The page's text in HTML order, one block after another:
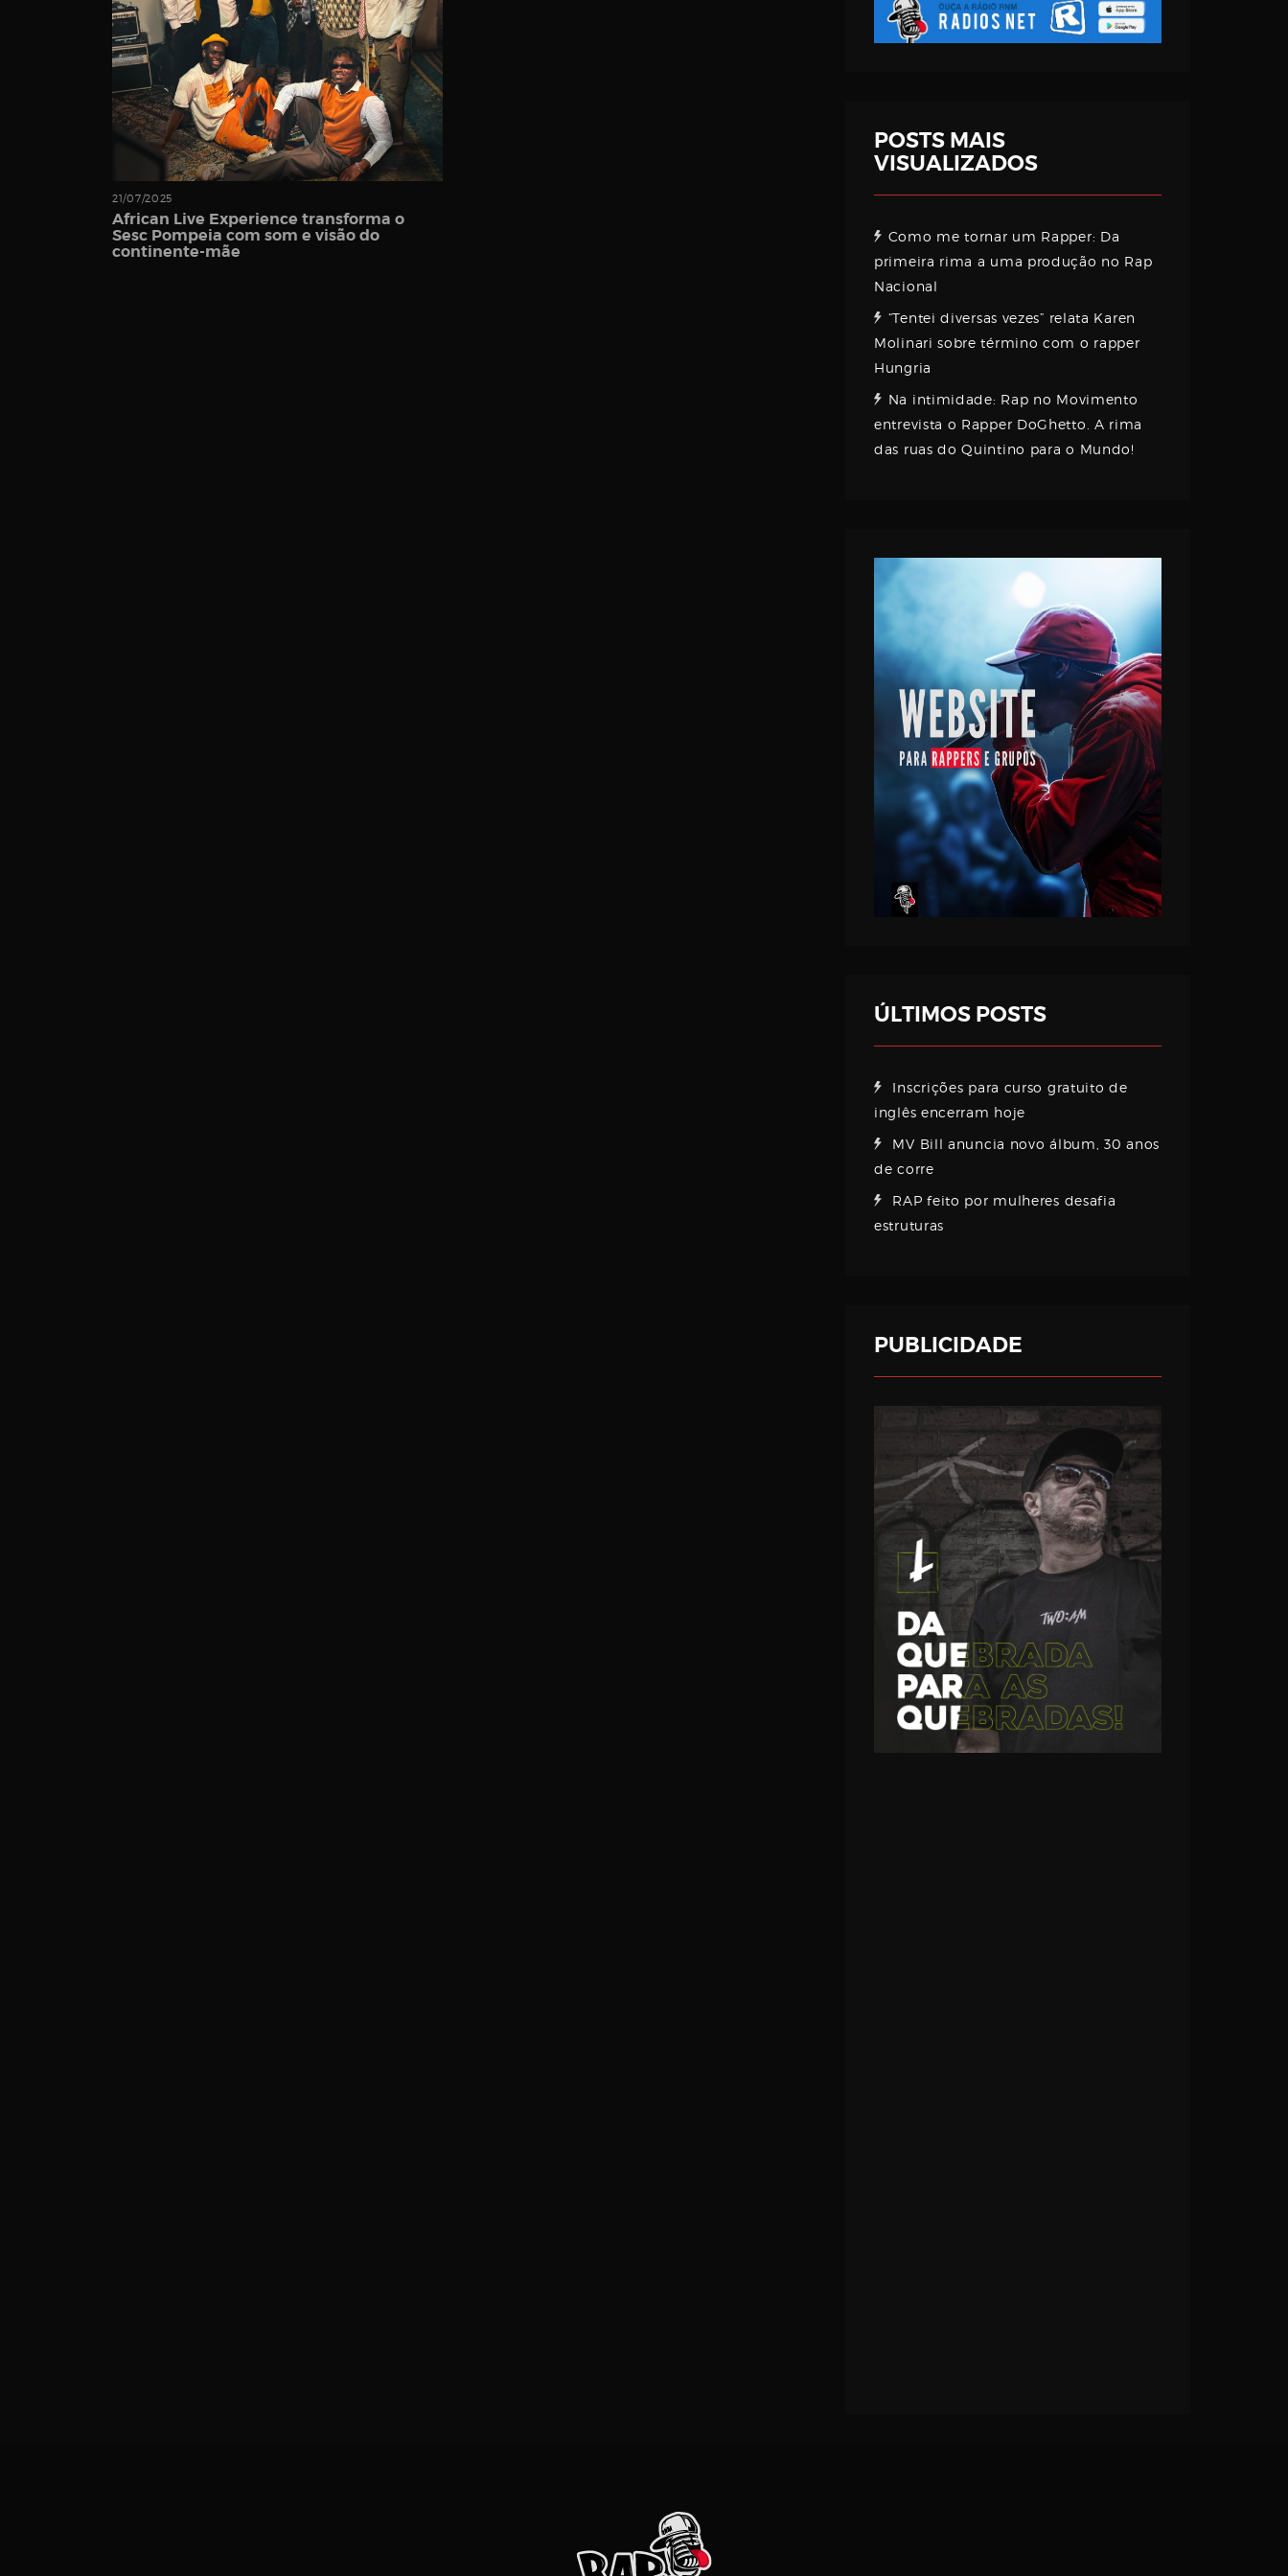
21/07/2025
African Live Experience transforma o
Sesc Pompeia com som e visão do
continente-mãe
POSTS MAIS
VISUALIZADOS
Como me tornar um Rapper: Da
primeira rima a uma produção no Rap
Nacional
“Tentei diversas vezes” relata Karen
Molinari sobre término com o rapper
Hungria
Na intimidade: Rap no Movimento
entrevista o Rapper DoGhetto. A rima
das ruas do Quintino para o Mundo!
ÚLTIMOS POSTS
Inscrições para curso gratuito de
inglês encerram hoje
MV Bill anuncia novo álbum, 30 anos
de corre
RAP feito por mulheres desafia
estruturas
PUBLICIDADE